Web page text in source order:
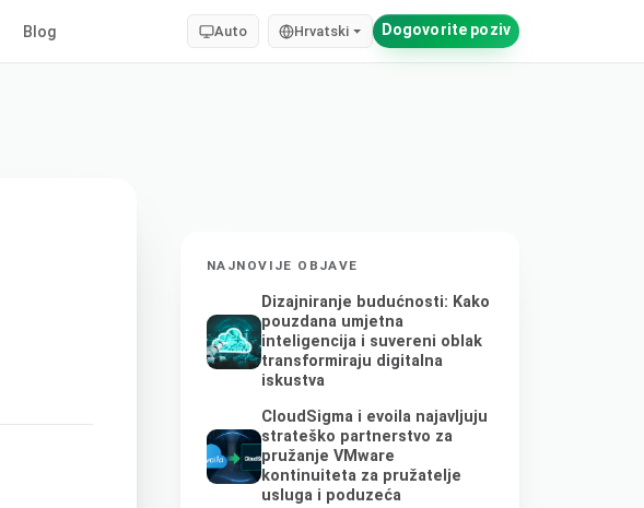
Blog Auto Hrvatski Dogovorite poziv
NAJNOVIJE OBJAVE
Dizajniranje budućnosti: Kako
pouzdana umjetna
inteligencija i suvereni oblak
transformiraju digitalna
iskustva
CloudSigma i evoila najavljuju
strateško partnerstvo za
pružanje VMware
kontinuiteta za pružatelje
usluga i poduzeća